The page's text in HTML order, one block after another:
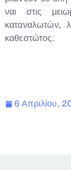
ναι στις
καταναλωτών,
καθεστώτος.
6 Απριλίου,